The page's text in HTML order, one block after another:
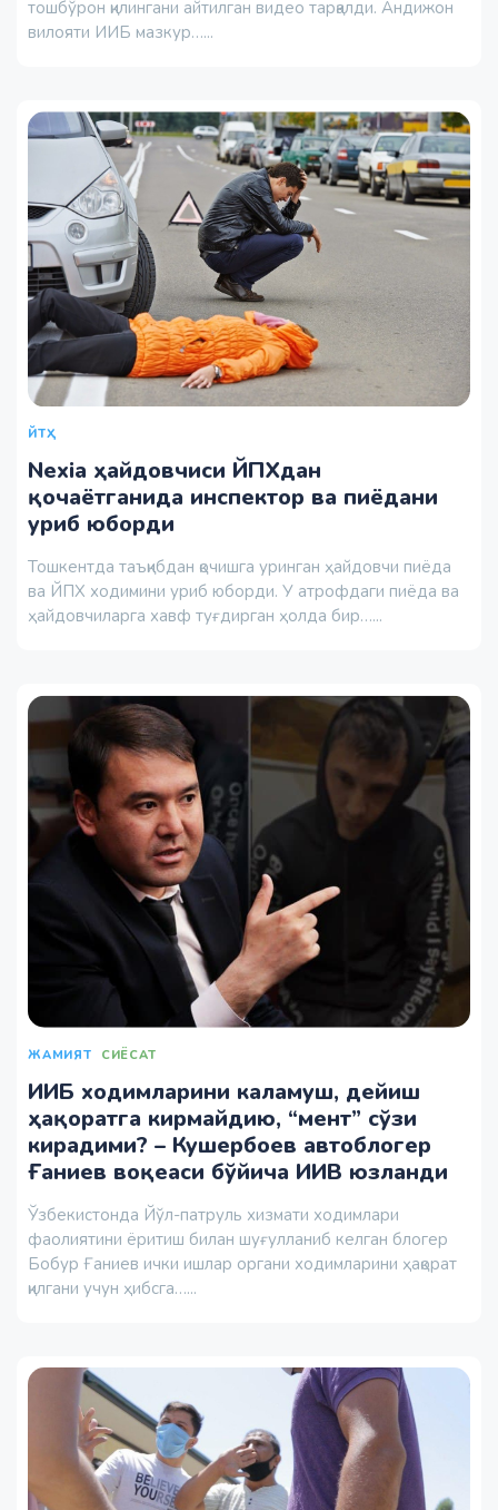
тошбўрон қилингани айтилган видео тарқалди. Андижон
вилояти ИИБ мазкур…...
ЙТҲ
Nexia ҳайдовчиси ЙПХдан
қочаётганида инспектор ва пиёдани
уриб юборди
Тошкентда таъқибдан қочишга уринган ҳайдовчи пиёда
ва ЙПХ ходимини уриб юборди. У атрофдаги пиёда ва
ҳайдовчиларга хавф туғдирган ҳолда бир…...
ЖАМИЯТ СИЁСАТ
ИИБ ходимларини каламуш, дейиш
ҳақоратга кирмайдию, “мент” сўзи
кирадими? – Кушербоев автоблогер
Ғаниев воқеаси бўйича ИИВ юзланди
Ўзбекистонда Йўл-патруль хизмати ходимлари
фаолиятини ёритиш билан шуғулланиб келган блогер
Бобур Ғаниев ички ишлар органи ходимларини ҳақорат
қилгани учун ҳибсга…...